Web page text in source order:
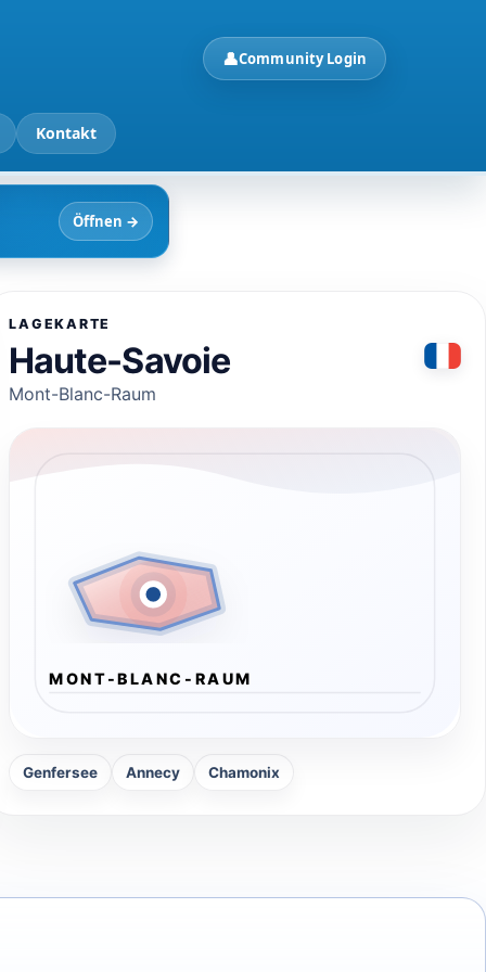
👤Community Login
Kontakt
Öffnen →
LAGEKARTE
Haute-Savoie
Mont-Blanc-Raum
MONT-BLANC-RAUM
Genfersee Annecy Chamonix